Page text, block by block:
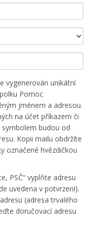
vygenerován unikátní
Pomoc
jménem a adresou.
na účet příkazem či
budou od
Kopii mailu obdržíte
označené hvězdičkou
PSČ“ vyplňte adresu
uvedena v potvrzení).
(adresa trvalého
doručovací adresu